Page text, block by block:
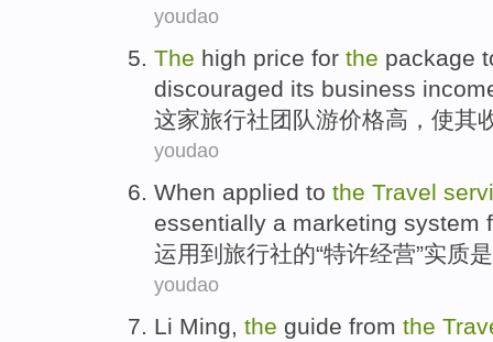
youdao
The high price for the package
discouraged its business
这家旅行社团队游价格高 ， 使其
youdao
When applied to the Travel
essentially a marketing system
运用到 旅行社的“特许经营”实质是
youdao
Li Ming, the guide from the